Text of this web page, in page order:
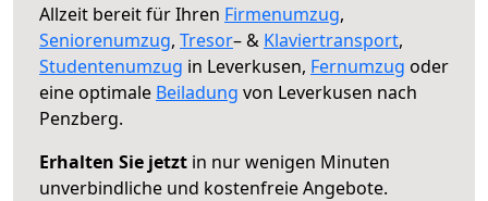
Allzeit bereit für Ihren Firmenumzug,
Seniorenumzug, Tresor– & Klaviertransport,
Studentenumzug in Leverkusen, Fernumzug oder
eine optimale Beiladung von Leverkusen nach
Penzberg.
Erhalten Sie jetzt in nur wenigen Minuten
unverbindliche und kostenfreie Angebote.